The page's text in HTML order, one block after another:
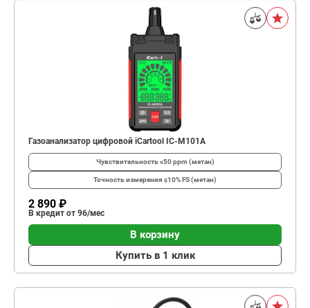
Газоанализатор цифровой iCartool IC-M101A
Чувствительность<50 ppm (метан)
Точность измерения ≤10% FS (метан)
2 890 ₽
В кредит от 96/мес
В корзину
Купить в 1 клик